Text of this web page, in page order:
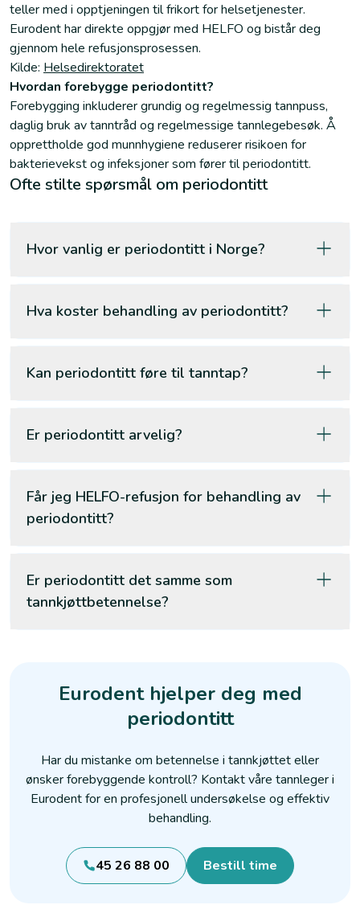
teller med i opptjeningen til frikort for helsetjenester.
Eurodent har direkte oppgjør med HELFO og bistår deg
gjennom hele refusjonsprosessen.
Kilde: Helsedirektoratet
Hvordan forebygge periodontitt?
Forebygging inkluderer grundig og regelmessig tannpuss,
daglig bruk av tanntråd og regelmessige tannlegebesøk. Å
opprettholde god munnhygiene reduserer risikoen for
bakterievekst og infeksjoner som fører til periodontitt.
Ofte stilte spørsmål om periodontitt
Hvor vanlig er periodontitt i Norge?
Hva koster behandling av periodontitt?
Kan periodontitt føre til tanntap?
Er periodontitt arvelig?
Får jeg HELFO-refusjon for behandling av
periodontitt?
Er periodontitt det samme som
tannkjøttbetennelse?
Eurodent hjelper deg med
periodontitt
Har du mistanke om betennelse i tannkjøttet eller
ønsker forebyggende kontroll? Kontakt våre tannleger i
Eurodent for en profesjonell undersøkelse og effektiv
behandling.
45 26 88 00 Bestill time